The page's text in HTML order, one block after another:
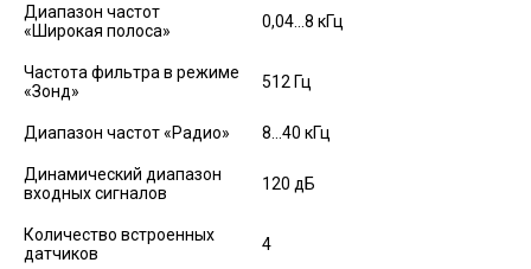
Диапазон частот
«Широкая полоса»
0,04…8 кГц
Частота фильтра в режиме
«Зонд»
512 Гц
Диапазон частот «Радио» 8…40 кГц
Динамический диапазон
входных сигналов
120 дБ
Количество встроенных
датчиков
4